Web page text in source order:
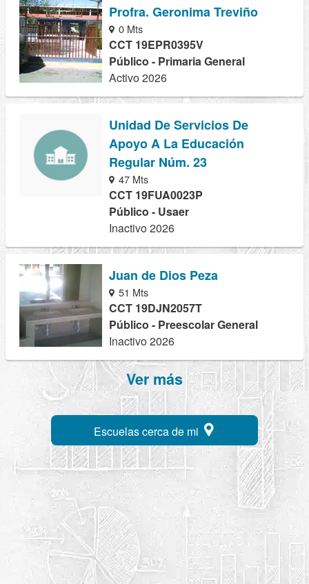
Profra. Geronima Treviño
0 Mts
CCT 19EPR0395V
Público - Primaria General
Activo 2026
Unidad De Servicios De
Apoyo A La Educación
Regular Núm. 23
47 Mts
CCT 19FUA0023P
Público - Usaer
Inactivo 2026
Juan de Dios Peza
51 Mts
CCT 19DJN2057T
Público - Preescolar General
Inactivo 2026
Ver más
Escuelas cerca de mi